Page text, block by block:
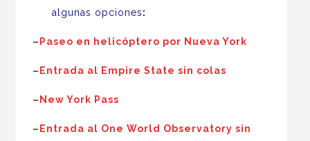
algunas opciones:
– Paseo en helicóptero por Nueva York
– Entrada al Empire State sin colas
– New York Pass
– Entrada al One World Observatory sin